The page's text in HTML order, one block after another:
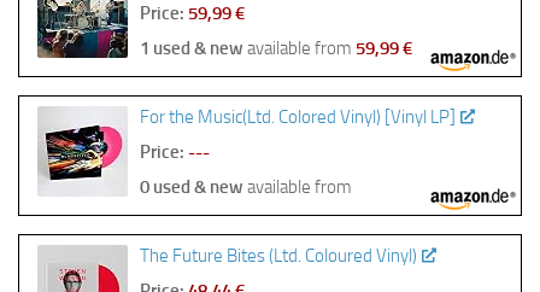
Price: 59,99 €
1 used & new available from 59,99 €
For the Music(Ltd. Colored Vinyl) [Vinyl LP]
Price: ---
0 used & new available from
The Future Bites (Ltd. Coloured Vinyl)